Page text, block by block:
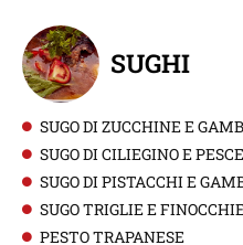
SUGHI
SUGO DI ZUCCHINE E
SUGO DI CILIEGINO E
SUGO DI PISTACCHI E
SUGO TRIGLIE E
PESTO TRAPANESE